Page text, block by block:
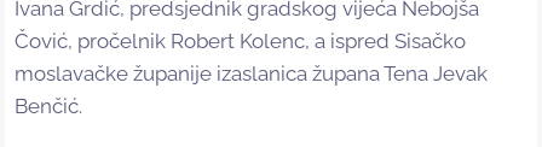
Ivana Grdić, predsjednik gradskog vijeća Nebojša
Čović, pročelnik Robert Kolenc, a ispred Sisačko
moslavačke županije izaslanica župana Tena Jevak
Benčić.